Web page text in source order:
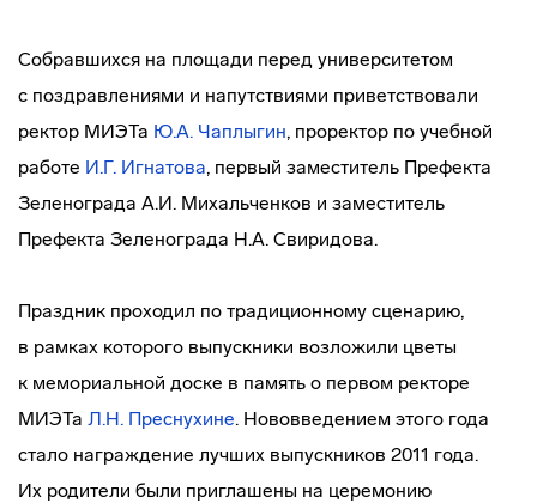
Собравшихся на площади перед университетом
с поздравлениями и напутствиями приветствовали
ректор МИЭТа Ю.А. Чаплыгин, проректор по учебной
работе И.Г. Игнатова, первый заместитель Префекта
Зеленограда А.И. Михальченков и заместитель
Префекта Зеленограда Н.А. Свиридова.
Праздник проходил по традиционному сценарию,
в рамках которого выпускники возложили цветы
к мемориальной доске в память о первом ректоре
МИЭТа Л.Н. Преснухине. Нововведением этого года
стало награждение лучших выпускников 2011 года.
Их родители были приглашены на церемонию